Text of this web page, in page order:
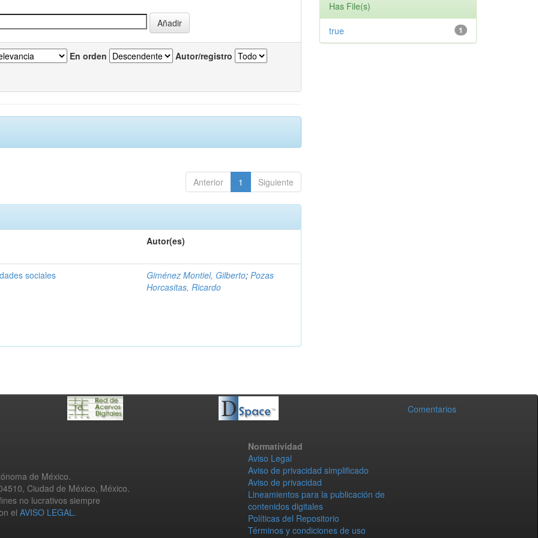
En orden Autor/registro
Anterior 1 Siguiente
Autor(es)
sociales Giménez Montiel, Gilberto;Pozas
Horcasitas, Ricardo
Has File(s)
1
true
Comentarios
de México.
Ciudad de México, México.
no lucrativos siempre
el AVISO LEGAL.
Normatividad
Aviso Legal
Aviso de privacidad simplificado
Aviso de privacidad
Lineamientos para la publicación de
contenidos digitales
Políticas del Repositorio
Términos y condiciones de uso